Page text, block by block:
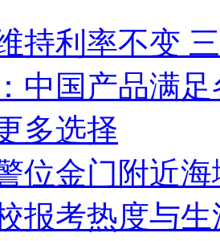
持利率不变
中国产品满
多选择
位金门附近
报考热度与